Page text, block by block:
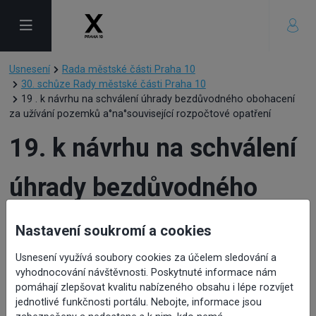
Usnesení
Rada městské části Praha 10
30. schůze Rady městské části Praha 10
19 . k návrhu na schválení úhrady bezdůvodného obohacení
za užívání pozemků a°na°související rozpočtové opatření
19. k návrhu na schválení
úhrady bezdůvodného
obohacení za užívání
pozemků a°na°související
rozpočtové opatření
Nastavení soukromí a cookies
Usnesení využívá soubory cookies za účelem sledování a
vyhodnocování návštěvnosti. Poskytnuté informace nám
pomáhají zlepšovat kvalitu nabízeného obsahu i lépe rozvíjet
jednotlivé funkčnosti portálu. Nebojte, informace jsou